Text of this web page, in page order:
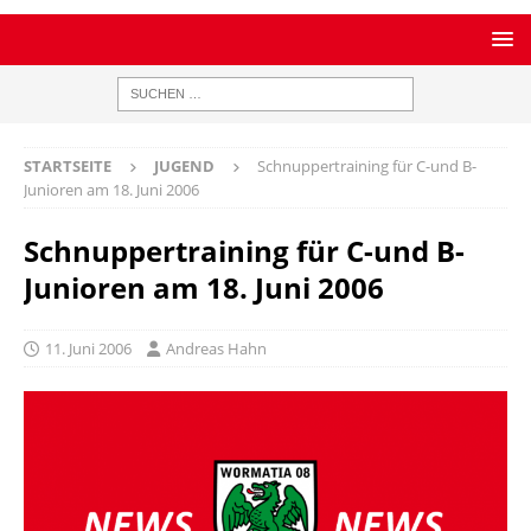
STARTSEITE JUGEND
Schnuppertraining für C-und B-
Junioren am 18. Juni 2006
Schnuppertraining für C-und B-
Junioren am 18. Juni 2006
11. Juni 2006 Andreas Hahn